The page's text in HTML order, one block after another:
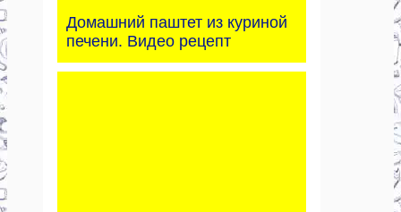
Домашний паштет из куриной
печени. Видео рецепт